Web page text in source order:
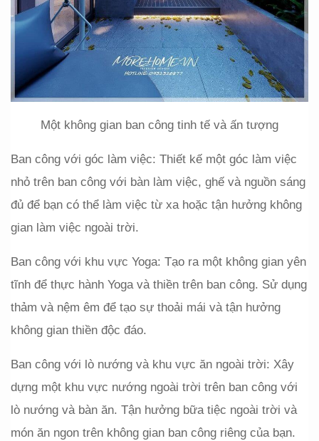
Một không gian ban công tinh tế và ấn tượng
Ban công với góc làm việc: Thiết kế một góc làm việc
nhỏ trên ban công với bàn làm việc, ghế và nguồn sáng
đủ để bạn có thể làm việc từ xa hoặc tận hưởng không
gian làm việc ngoài trời.
Ban công với khu vực Yoga: Tạo ra một không gian yên
tĩnh để thực hành Yoga và thiền trên ban công. Sử dụng
thảm và nệm êm để tạo sự thoải mái và tận hưởng
không gian thiền độc đáo.
Ban công với lò nướng và khu vực ăn ngoài trời: Xây
dựng một khu vực nướng ngoài trời trên ban công với
lò nướng và bàn ăn. Tận hưởng bữa tiệc ngoài trời và
món ăn ngon trên không gian ban công riêng của bạn.